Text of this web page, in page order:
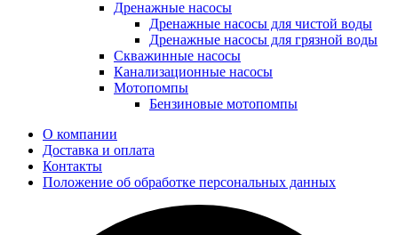
Дренажные насосы
Дренажные насосы для чистой воды
Дренажные насосы для грязной воды
Скважинные насосы
Канализационные насосы
Мотопомпы
Бензиновые мотопомпы
О компании
Доставка и оплата
Контакты
Положение об обработке персональных данных